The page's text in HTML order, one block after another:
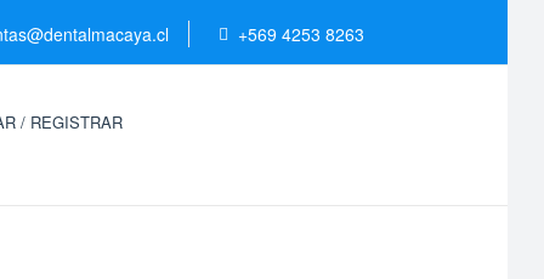
+569 4253 8263
/ REGISTRAR